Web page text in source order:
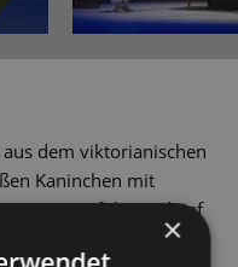
dem viktorianischen
Kaninchen mit
Bau folgt und tief
und mal
×